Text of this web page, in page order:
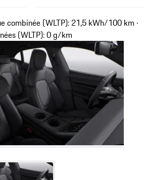
combinée (WLTP): 21,5 kWh/100 km ·
(WLTP): 0 g/km